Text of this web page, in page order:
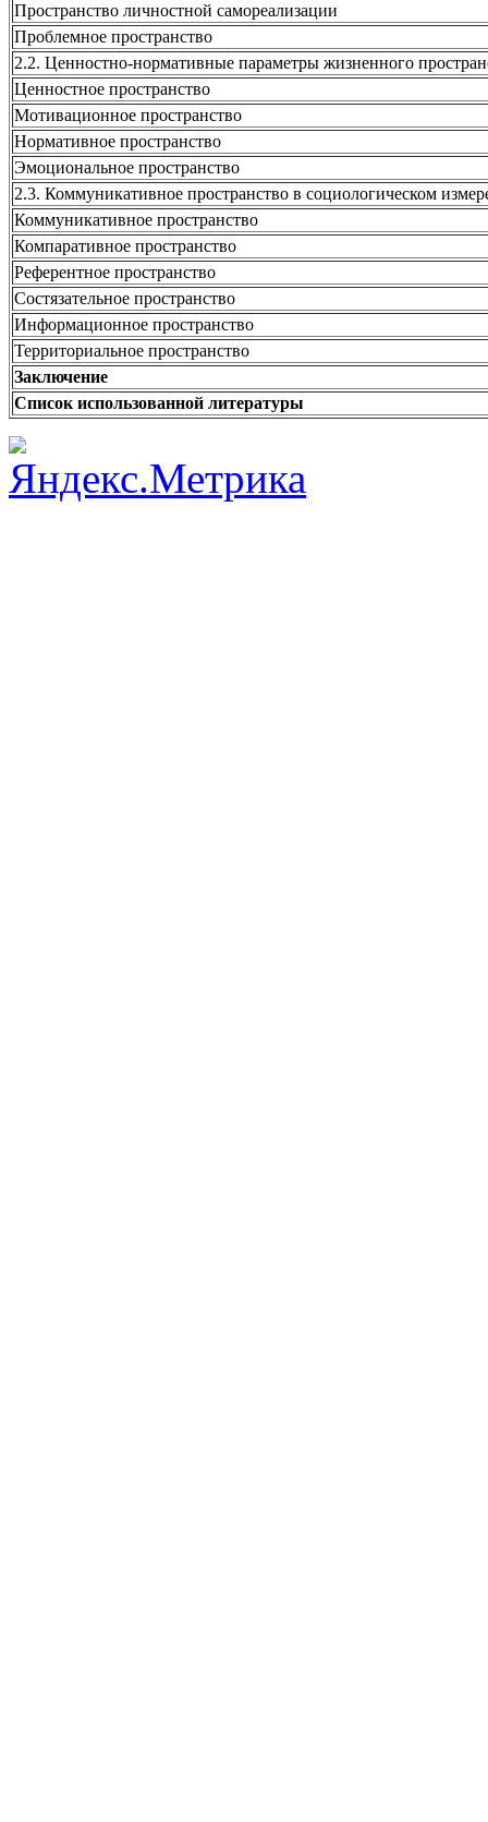
Пространство личностной самореализации
Проблемное пространство
2.2. Ценностно-нормативные параметры жизненного
Ценностное пространство
Мотивационное пространство
Нормативное пространство
Эмоциональное пространство
2.3. Коммуникативное пространство в социологическом
Коммуникативное пространство
Компаративное пространство
Референтное пространство
Состязательное пространство
Информационное пространство
Территориальное пространство
Заключение
Список использованной литературы